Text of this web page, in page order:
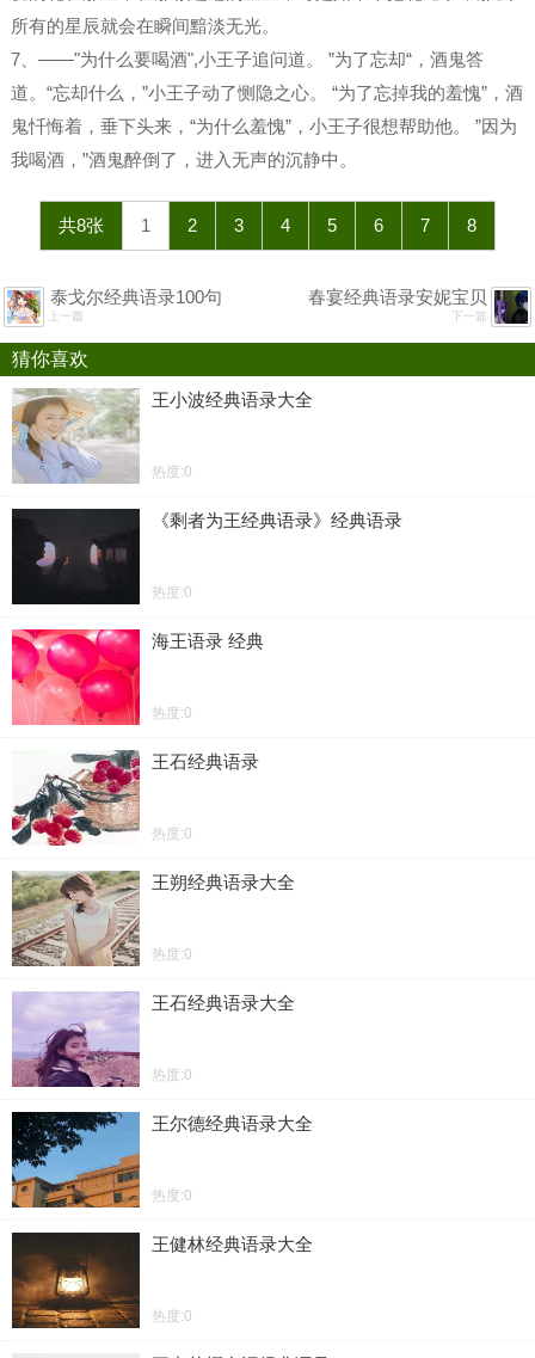
所有的星辰就会在瞬间黯淡无光。
7、——"为什么要喝酒",小王子追问道。 ”为了忘却“，酒鬼答
道。“忘却什么，”小王子动了恻隐之心。 “为了忘掉我的羞愧”，酒
鬼忏悔着，垂下头来，“为什么羞愧”，小王子很想帮助他。 ”因为
我喝酒，”酒鬼醉倒了，进入无声的沉静中。
共8张 1 2 3 4 5 6 7 8
泰戈尔经典语录100句
上一篇
春宴经典语录安妮宝贝
下一篇
猜你喜欢
王小波经典语录大全
热度:0
《剩者为王经典语录》经典语录
热度:0
海王语录 经典
热度:0
王石经典语录
热度:0
王朔经典语录大全
热度:0
王石经典语录大全
热度:0
王尔德经典语录大全
热度:0
王健林经典语录大全
热度:0